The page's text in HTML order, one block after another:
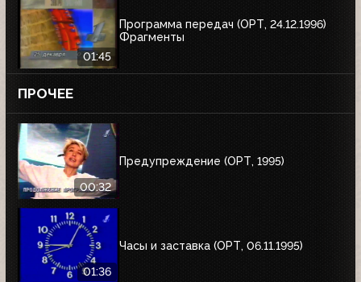
01:45
Программа передач (ОРТ, 24.12.1996)
Фрагменты
ПРОЧЕЕ
00:32
Предупреждение (ОРТ, 1995)
01:36
Часы и заставка (ОРТ, 06.11.1995)